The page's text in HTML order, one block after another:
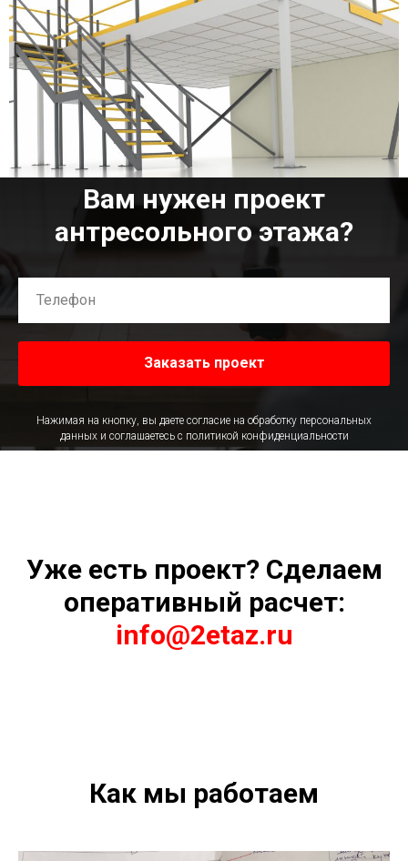
Вам нужен проект
антресольного этажа?
Заказать проект
Нажимая на кнопку, вы даете согласие на обработку персональных
данных и соглашаетесь c политикой конфиденциальности
Уже есть проект? Сделаем
оперативный расчет:
info@2etaz.ru
Как мы работаем